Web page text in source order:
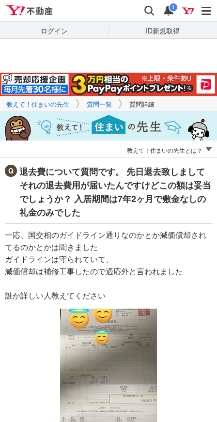
検索 通知
i
ログイン ID新規取得
キーワードで
質問を探す
教えて！住まいの先生 質問一覧 質問詳細
教えて！住まいの先生とは？
退去費について質問です。 先日退去致しまして
それの退去費用が届いたんですけどこの額は妥当
でしょうか？ 入居期間は7年2ヶ月で敷金なしの
礼金のみでした
一応、国交相のガイドライン通りなのかとか減価償却され
てるのかとかは聞きました
ガイドラインは守られていて、
減価償却は補修工事したので適応外と言われました
誰か詳しい人教えてください